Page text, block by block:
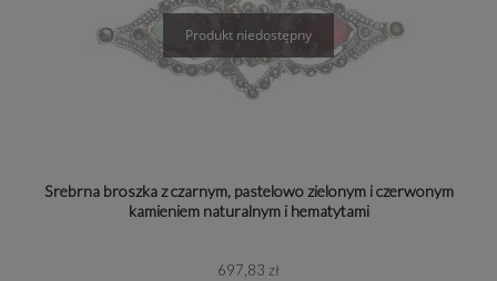
Srebrna broszka z czarnym, pastelowo zielonym i czerwonym
kamieniem naturalnym i hematytami
697,83 zł